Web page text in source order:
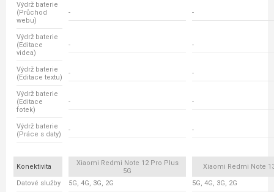
Výdrž baterie
(Průchod
webu)
- -
Výdrž baterie
(Editace
videa)
- -
Výdrž baterie
(Editace textu)
- -
Výdrž baterie
(Editace
fotek)
- -
Výdrž baterie
(Práce s daty)
- -
Konektivita
Xiaomi Redmi Note 12 Pro Plus
5G
Xiaomi Redmi Note
Datové služby 5G, 4G, 3G, 2G 5G, 4G, 3G, 2G